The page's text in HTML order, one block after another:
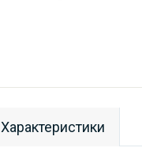
Характеристики